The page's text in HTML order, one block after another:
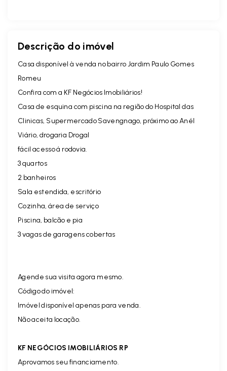
Descrição do imóvel
Casa disponível à venda no bairro Jardim Paulo Gomes
Romeu
Confira com a KF Negócios Imobiliários!
Casa de esquina com piscina na região do Hospital das
Clinicas, Supermercado Savengnago, próximo ao Anél
Viário, drogaria Drogal
fácil acesso á rodovia.
3 quartos
2 banheiros
Sala estendida, escritório
Cozinha, área de serviço
Piscina, balcão e pia
3 vagas de garagens cobertas
Agende sua visita agora mesmo.
Código do imóvel:
Imóvel disponível apenas para venda.
Não aceita locação.
KF NEGÓCIOS IMOBILIÁRIOS RP
Aprovamos seu financiamento.